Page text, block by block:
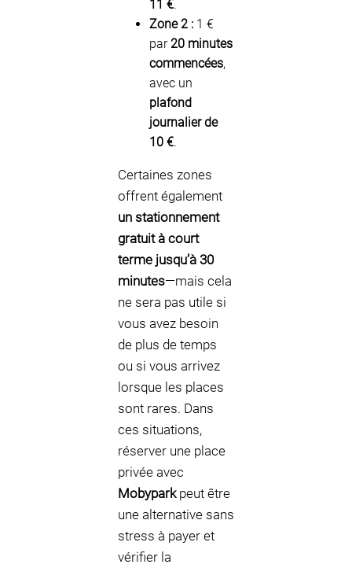
11 €.
Zone 2 : 1 €
par 20 minutes
commencées,
avec un
plafond
journalier de
10 €.
Certaines zones
offrent également
un stationnement
gratuit à court
terme jusqu’à 30
minutes—mais cela
ne sera pas utile si
vous avez besoin
de plus de temps
ou si vous arrivez
lorsque les places
sont rares. Dans
ces situations,
réserver une place
privée avec
Mobyparkpeut être
une alternative sans
stress à payer et
vérifier la